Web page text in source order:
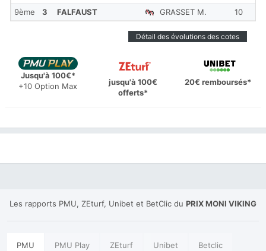
9ème
3 FALFAUST GRASSET M. 10
Détail des évolutions des cotes
Jusqu'à 100€*
+10 Option Max
jusqu'à 100€
offerts*
20€ remboursés*
Les rapports PMU, ZEturf, Unibet et BetClic du PRIX MONI VIKING
PMU PMU Play ZEturf Unibet Betclic